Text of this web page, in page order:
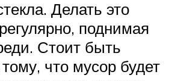
Делать это
поднимая
Стоит быть
что мусор будет